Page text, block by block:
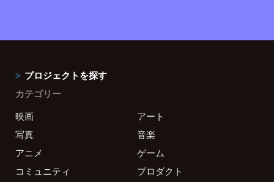
プロジェクトを探す
カテゴリー
映画
アート
写真
音楽
アニメ
ゲーム
コミュニティ
プロダクト